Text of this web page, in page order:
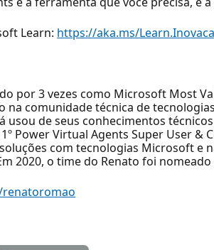
Learn: https://aka.ms/
por 3 vezes como Microsoft Most
comunidade técnica de
usou de seus conhecimentos
Power Virtual Agents Super User
com tecnologias Microsoft e
2020, o time do Renato foi